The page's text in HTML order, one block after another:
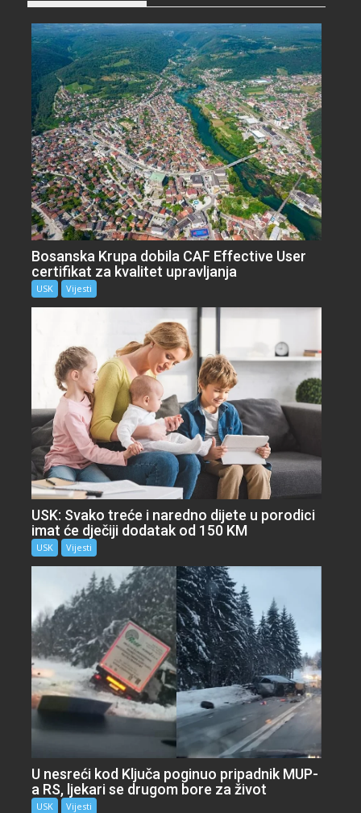
Bosanska Krupa dobila CAF Effective User
certifikat za kvalitet upravljanja
USK Vijesti
USK: Svako treće i naredno dijete u porodici
imat će dječiji dodatak od 150 KM
USK Vijesti
U nesreći kod Ključa poginuo pripadnik MUP-
a RS, ljekari se drugom bore za život
USK Vijesti